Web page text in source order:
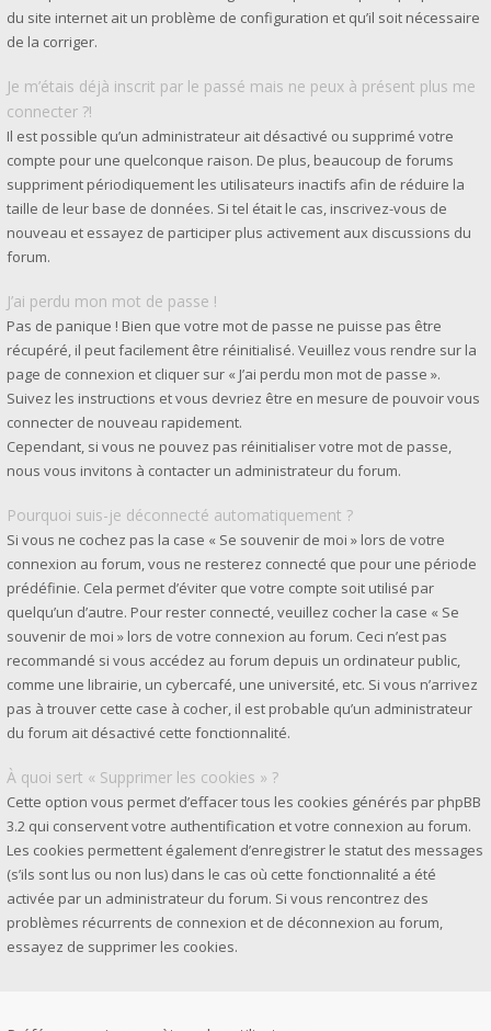
du site internet ait un problème de configuration et qu’il soit nécessaire
de la corriger.
Je m’étais déjà inscrit par le passé mais ne peux à présent plus me
connecter ?!
Il est possible qu’un administrateur ait désactivé ou supprimé votre
compte pour une quelconque raison. De plus, beaucoup de forums
suppriment périodiquement les utilisateurs inactifs afin de réduire la
taille de leur base de données. Si tel était le cas, inscrivez-vous de
nouveau et essayez de participer plus activement aux discussions du
forum.
J’ai perdu mon mot de passe !
Pas de panique ! Bien que votre mot de passe ne puisse pas être
récupéré, il peut facilement être réinitialisé. Veuillez vous rendre sur la
page de connexion et cliquer sur « J’ai perdu mon mot de passe ».
Suivez les instructions et vous devriez être en mesure de pouvoir vous
connecter de nouveau rapidement.
Cependant, si vous ne pouvez pas réinitialiser votre mot de passe,
nous vous invitons à contacter un administrateur du forum.
Pourquoi suis-je déconnecté automatiquement ?
Si vous ne cochez pas la case « Se souvenir de moi » lors de votre
connexion au forum, vous ne resterez connecté que pour une période
prédéfinie. Cela permet d’éviter que votre compte soit utilisé par
quelqu’un d’autre. Pour rester connecté, veuillez cocher la case « Se
souvenir de moi » lors de votre connexion au forum. Ceci n’est pas
recommandé si vous accédez au forum depuis un ordinateur public,
comme une librairie, un cybercafé, une université, etc. Si vous n’arrivez
pas à trouver cette case à cocher, il est probable qu’un administrateur
du forum ait désactivé cette fonctionnalité.
À quoi sert « Supprimer les cookies » ?
Cette option vous permet d’effacer tous les cookies générés par phpBB
3.2 qui conservent votre authentification et votre connexion au forum.
Les cookies permettent également d’enregistrer le statut des messages
(s’ils sont lus ou non lus) dans le cas où cette fonctionnalité a été
activée par un administrateur du forum. Si vous rencontrez des
problèmes récurrents de connexion et de déconnexion au forum,
essayez de supprimer les cookies.